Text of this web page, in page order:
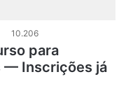
10.206
para
— Inscrições já